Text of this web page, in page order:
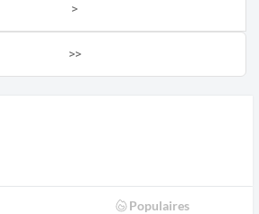
>
>>
Populaires